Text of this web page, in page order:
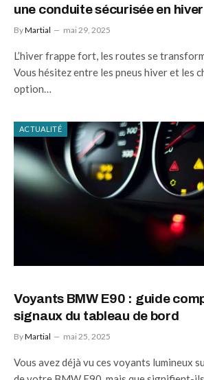
une conduite sécurisée en hiver
ByMartial mai 29, 2025
L’hiver frappe fort, les routes se
Vous hésitez entre les pneus hiver et les
option…
ACTUALITÉ
Voyants BMW E90 : guide
signaux du tableau de bord
ByMartial mai 25, 2025
Vous avez déjà vu ces voyants lumineux